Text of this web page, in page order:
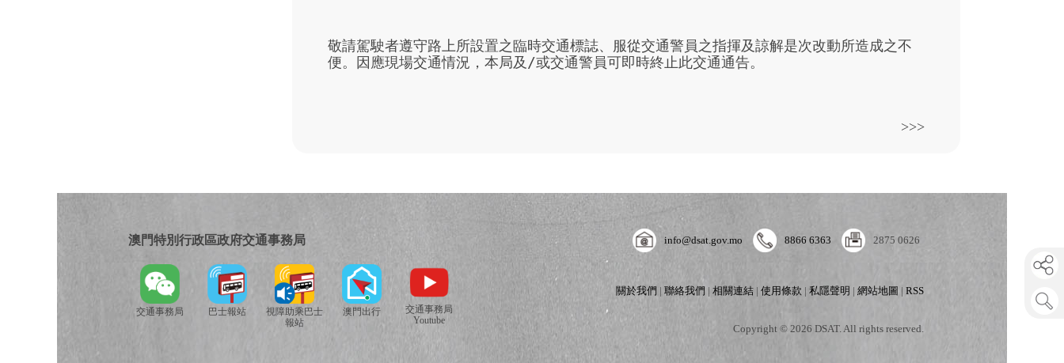
敬請駕駛者遵守路上所設置之臨時交通標誌、服從交通警員之指揮及諒解是次改動所造成之不
便。因應現場交通情況，本局及/或交通警員可即時終止此交通通告。
>>>
澳門特別行政區政府交通事務局
交通事務局 巴士報站
視障助乘巴士
報站
澳門出行
交通事務局
Youtube
info@dsat.gov.mo 8866 6363 2875 0626
關於我們 | 聯絡我們 | 相關連結| 使用條款 | 私隱聲明 | 網站地圖 | RSS
Copyright © 2026 DSAT. All rights reserved.